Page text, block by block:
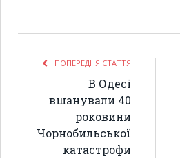
ПОПЕРЕДНЯ СТАТТЯ
В Одесі
вшанували 40
роковини
Чорнобильської
катастрофи